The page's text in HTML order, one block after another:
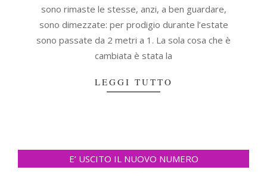
sono rimaste le stesse, anzi, a ben guardare,
sono dimezzate: per prodigio durante l’estate
sono passate da 2 metri a 1. La sola cosa che è
cambiata è stata la
LEGGI TUTTO
E’ USCITO IL NUOVO NUMERO